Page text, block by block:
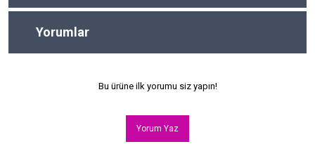
Yorumlar
Bu ürüne ilk yorumu siz yapın!
Yorum Yaz